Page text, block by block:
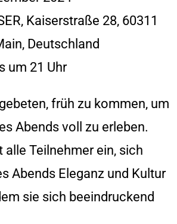
Kaiserstraße 28, 60311
Deutschland
um 21 Uhr
früh zu kommen, um
Abends voll zu erleben.
Teilnehmer ein, sich
Abends Eleganz und Kultur
sie sich beeindruckend